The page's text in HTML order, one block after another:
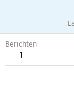
Berichten
1